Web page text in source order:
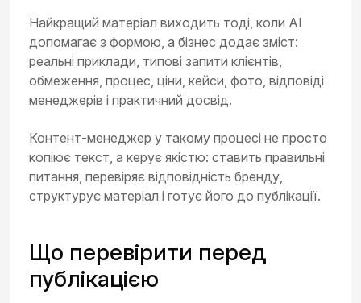
Найкращий матеріал виходить тоді, коли AI
допомагає з формою, а бізнес додає зміст:
реальні приклади, типові запити клієнтів,
обмеження, процес, ціни, кейси, фото, відповіді
менеджерів і практичний досвід.
Контент-менеджер у такому процесі не просто
копіює текст, а керує якістю: ставить правильні
питання, перевіряє відповідність бренду,
структурує матеріал і готує його до публікації.
Що перевірити перед
публікацією